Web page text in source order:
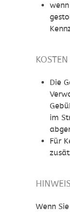
KOSTEN
Die
im
Für
Wenn